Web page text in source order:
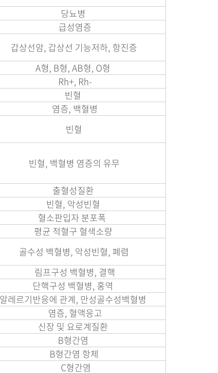
당뇨병
급성염증
갑상선암, 갑상선 기능저하, 항진증
A형, B형, AB형, O형
Rh+, Rh-
빈혈
염증, 백혈병
빈혈
빈혈, 백혈병 염증의 유무
출혈성질환
빈혈, 악성빈혈
혈소판입자 분포폭
평균 적혈구 혈색소량
골수성 백혈병, 악성빈혈, 폐렴
림프구성 백혈병, 결핵
단핵구성 백혈병, 홍역
알레르기반응에 관계, 만성골수성백혈병
염증, 혈액응고
신장 및 요로계질환
B형간염
B형간염 항체
C형간염